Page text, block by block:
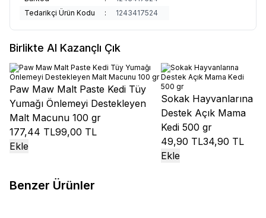
Tedarikçi Ürün Kodu
: 1243417524
Birlikte Al Kazançlı Çık
Paw Maw Malt Paste Kedi Tüy
Yumağı Önlemeyi Destekleyen
Malt Macunu 100 gr
177,44 TL99,00 TL
Ekle
Sokak Hayvanlarına
Destek Açık Mama
Kedi 500 gr
49,90 TL34,90 TL
Ekle
Benzer Ürünler